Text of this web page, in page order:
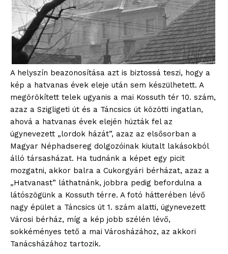
A helyszín beazonosítása azt is biztossá teszi, hogy a
kép a hatvanas évek eleje után sem készülhetett. A
megörökített telek ugyanis a mai Kossuth tér 10. szám,
azaz a Szigligeti út és a Táncsics út közötti ingatlan,
ahová a hatvanas évek elején húzták fel az
úgynevezett „lordok házát”, azaz az elsősorban a
Magyar Néphadsereg dolgozóinak kiutalt lakásokból
álló társasházat. Ha tudnánk a képet egy picit
mozgatni, akkor balra a Cukorgyári bérházat, azaz a
„Hatvanast” láthatnánk, jobbra pedig befordulna a
látószögünk a Kossuth térre. A fotó hátterében lévő
nagy épület a Táncsics út 1. szám alatti, úgynevezett
Városi bérház, míg a kép jobb szélén lévő,
sokkéményes tető a mai Városházához, az akkori
Tanácsházához tartozik.